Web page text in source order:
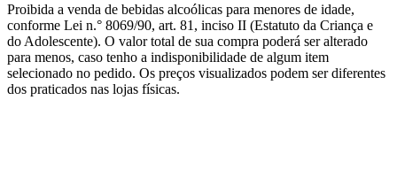
Proibida a venda de bebidas alcoólicas para menores de idade,
conforme Lei n.° 8069/90, art. 81, inciso II (Estatuto da Criança e
do Adolescente). O valor total de sua compra poderá ser alterado
para menos, caso tenho a indisponibilidade de algum item
selecionado no pedido. Os preços visualizados podem ser diferentes
dos praticados nas lojas físicas.